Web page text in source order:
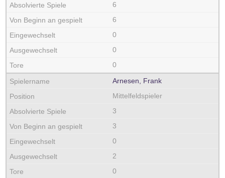
6
6
0
0
0
Arnesen, Frank
Mittelfeldspieler
3
3
0
2
0